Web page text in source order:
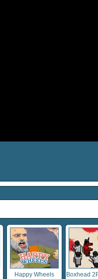
Happy Wheels Boxhead